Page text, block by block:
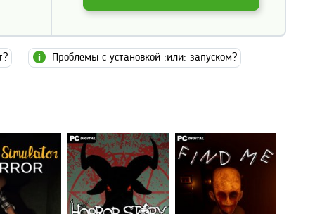
Проблемы с установкой :или: запуском?